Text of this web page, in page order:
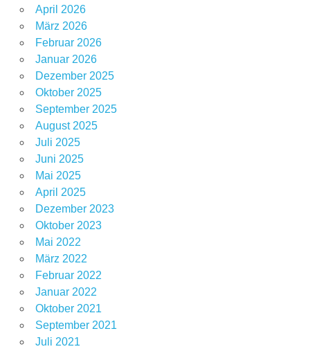
April 2026
März 2026
Februar 2026
Januar 2026
Dezember 2025
Oktober 2025
September 2025
August 2025
Juli 2025
Juni 2025
Mai 2025
April 2025
Dezember 2023
Oktober 2023
Mai 2022
März 2022
Februar 2022
Januar 2022
Oktober 2021
September 2021
Juli 2021